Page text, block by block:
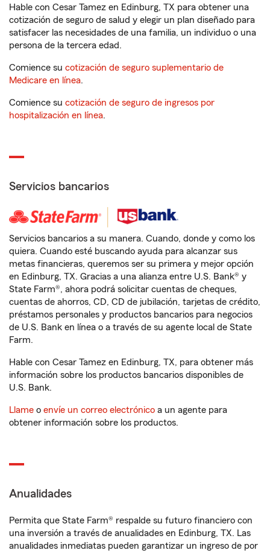
Hable con Cesar Tamez en Edinburg, TX para obtener una
cotización de seguro de salud y elegir un plan diseñado para
satisfacer las necesidades de una familia, un individuo o una
persona de la tercera edad.
Comience su cotización de seguro suplementario de
Medicare en línea.
Comience su cotización de seguro de ingresos por
hospitalización en línea.
Servicios bancarios
Servicios bancarios a su manera. Cuando, donde y como los
quiera. Cuando esté buscando ayuda para alcanzar sus
metas financieras, queremos ser su primera y mejor opción
en Edinburg, TX. Gracias a una alianza entre U.S. Bank® y
State Farm®, ahora podrá solicitar cuentas de cheques,
cuentas de ahorros, CD, CD de jubilación, tarjetas de crédito,
préstamos personales y productos bancarios para negocios
de U.S. Bank en línea o a través de su agente local de State
Farm.
Hable con Cesar Tamez en Edinburg, TX, para obtener más
información sobre los productos bancarios disponibles de
U.S. Bank.
Llame o envíe un correo electrónico a un agente para
obtener información sobre los productos.
Anualidades
Permita que State Farm® respalde su futuro financiero con
una inversión a través de anualidades en Edinburg, TX. Las
anualidades inmediatas pueden garantizar un ingreso de por